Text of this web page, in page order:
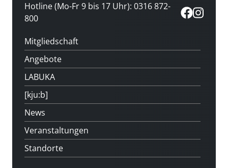
Hotline (Mo-Fr 9 bis 17 Uhr): 0316 872-
800
Mitgliedschaft
Angebote
LABUKA
[kju:b]
News
Veranstaltungen
Standorte